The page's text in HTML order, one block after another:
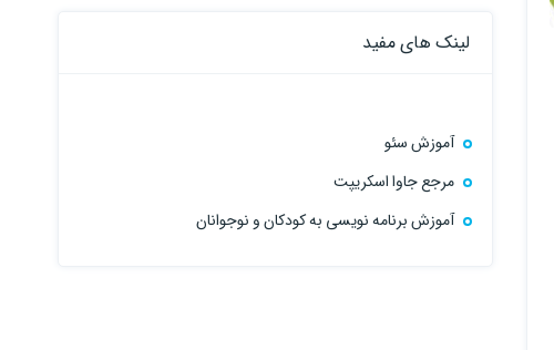
لینک های مفید
آموزش سئو
مرجع جاوا اسکریپت
آموزش برنامه نویسی به کودکان و نوجوانان